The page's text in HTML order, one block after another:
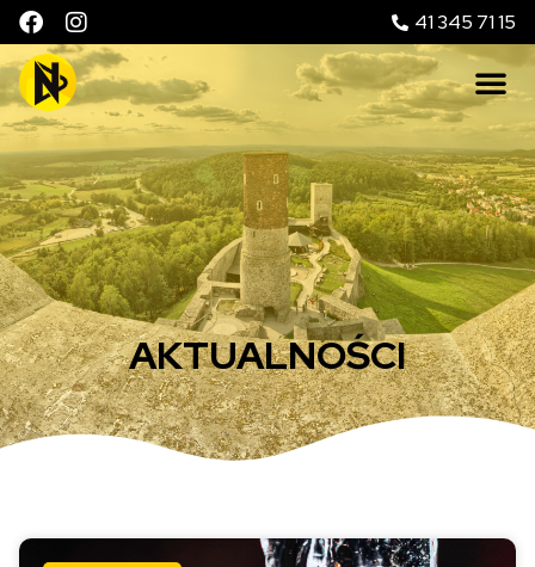
41 345 71 15
AKTUALNOŚCI